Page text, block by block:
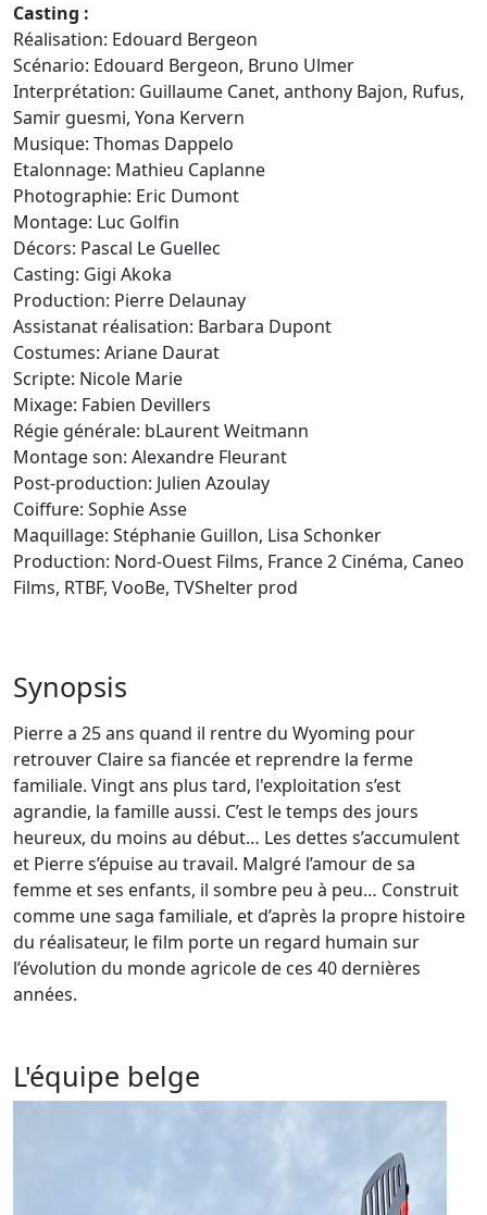
Casting :
Réalisation: Edouard Bergeon
Scénario: Edouard Bergeon, Bruno Ulmer
Interprétation: Guillaume Canet, anthony Bajon, Rufus,
Samir guesmi, Yona Kervern
Musique: Thomas Dappelo
Etalonnage: Mathieu Caplanne
Photographie: Eric Dumont
Montage: Luc Golfin
Décors: Pascal Le Guellec
Casting: Gigi Akoka
Production: Pierre Delaunay
Assistanat réalisation: Barbara Dupont
Costumes: Ariane Daurat
Scripte: Nicole Marie
Mixage: Fabien Devillers
Régie générale: bLaurent Weitmann
Montage son: Alexandre Fleurant
Post-production: Julien Azoulay
Coiffure: Sophie Asse
Maquillage: Stéphanie Guillon, Lisa Schonker
Production: Nord-Ouest Films, France 2 Cinéma, Caneo
Films, RTBF, VooBe, TVShelter prod
Synopsis
Pierre a 25 ans quand il rentre du Wyoming pour
retrouver Claire sa fiancée et reprendre la ferme
familiale. Vingt ans plus tard, l'exploitation s’est
agrandie, la famille aussi. C’est le temps des jours
heureux, du moins au début… Les dettes s’accumulent
et Pierre s’épuise au travail. Malgré l’amour de sa
femme et ses enfants, il sombre peu à peu… Construit
comme une saga familiale, et d’après la propre histoire
du réalisateur, le film porte un regard humain sur
l’évolution du monde agricole de ces 40 dernières
années.
L'équipe belge